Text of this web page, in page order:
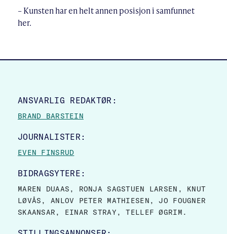
– Kunsten har en helt annen posisjon i samfunnet
her.
SITE FOOTER
ANSVARLIG REDAKTØR:
BRAND BARSTEIN
JOURNALISTER:
EVEN FINSRUD
BIDRAGSYTERE:
MAREN DUAAS, RONJA SAGSTUEN LARSEN, KNUT
LØVÅS, ANLOV PETER MATHIESEN, JO FOUGNER
SKAANSAR, EINAR STRAY, TELLEF ØGRIM.